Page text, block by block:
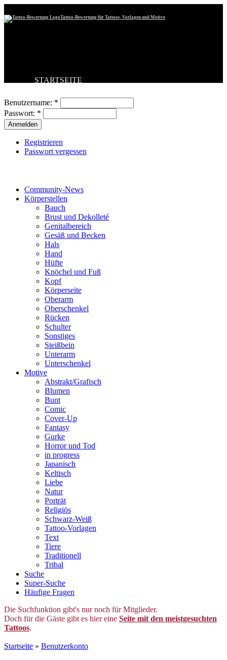
Tattoo-Bewertung für Tattoos, Vorlagen und Motive
STARTSEITE
BESTE TATTOOS
NEUESTE TATTOOS
KOMMENTARE
FORUM
Benutzername: *
Passwort: *
Registrieren
Passwort vergessen
Community-News
Körperstellen
Bauch
Brust und Dekolleté
Genitalbereich
Gesäß und Becken
Hals
Hand
Hüfte
Knöchel und Fuß
Kopf
Körperseite
Oberarm
Oberschenkel
Rücken
Schulter
Sonstiges
Steißbein
Unterarm
Unterschenkel
Motive
Abstrakt/Grafisch
Blumen
Bunt
Comic
Cover-Up
Fantasy
Gurke
Horror und Tod
in progress
Japanisch
Keltisch
Liebe
Natur
Porträt
Religiös
Schwarz-Weiß
Tattoo-Vorlagen
Text
Tiere
Traditionell
Tribal
Suche
Super-Suche
Häufige Fragen
Die Suchfunktion gibt's nur noch für Mitglieder.
Doch für die Gäste gibt es hier eine Seite mit den meistgesuchten
Tattoos.
Startseite » Benutzerkonto